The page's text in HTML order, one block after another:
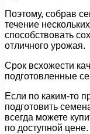
Поэтому, собрав
течение
способствовать
отличного урожая.
Срок всхожести
подготовленные
Если по каким-то
подготовить
всегда можете
по доступной цене.